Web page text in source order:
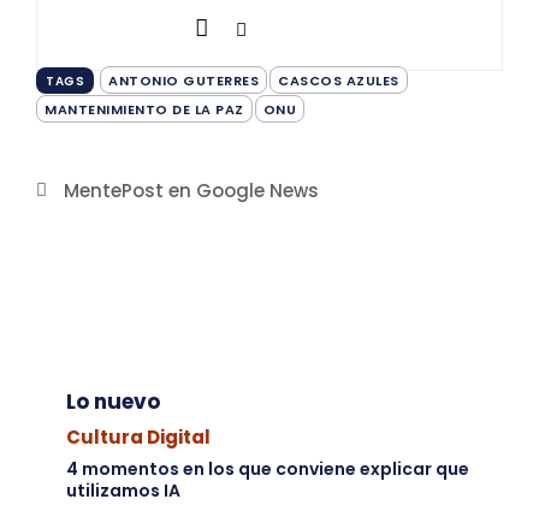
TAGS ANTONIO GUTERRES
CASCOS AZULES
MANTENIMIENTO DE LA PAZ
ONU
MentePost en Google News
Lo nuevo
Cultura Digital
4 momentos en los que conviene explicar que
utilizamos IA